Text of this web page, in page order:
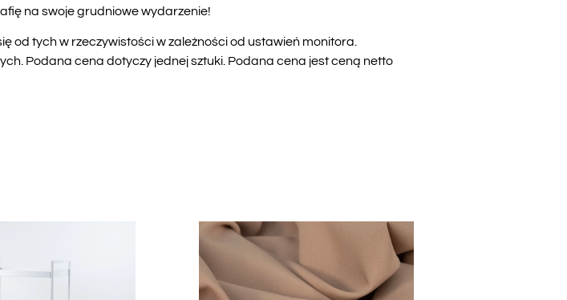
na swoje grudniowe wydarzenie!
od tych w rzeczywistości w zależności od ustawień monitora.
Podana cena dotyczy jednej sztuki. Podana cena jest ceną netto